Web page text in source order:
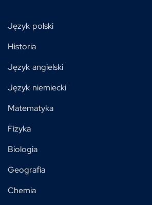
Język polski
Historia
Język angielski
Język niemiecki
Matematyka
Fizyka
Biologia
Geografia
Chemia